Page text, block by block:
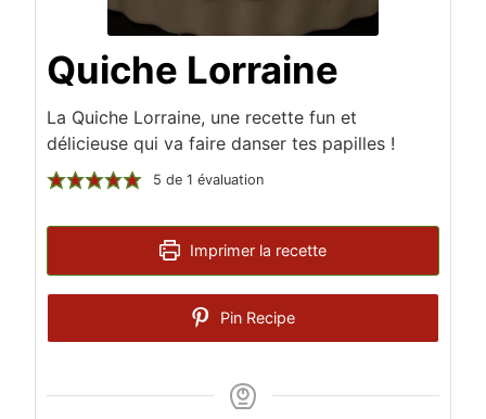
Quiche Lorraine
La Quiche Lorraine, une recette fun et
délicieuse qui va faire danser tes papilles !
5 de 1 évaluation
Imprimer la recette
Pin Recipe